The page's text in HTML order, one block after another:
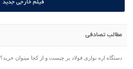
فیلم خارجی جدید
مطالب تصادفی
دستگاه اره نواری فولاد بر چیست و از کجا میتوان خرید؟